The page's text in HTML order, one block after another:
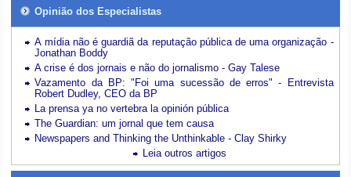
Opinião dos Especialistas
A mídia não é guardiã da reputação pública de uma organização -
Jonathan Boddy
A crise é dos jornais e não do jornalismo - Gay Talese
Vazamento da BP: "Foi uma sucessão de erros" - Entrevista
Robert Dudley, CEO da BP
La prensa ya no vertebra la opinión pública
The Guardian: um jornal que tem causa
Newspapers and Thinking the Unthinkable - Clay Shirky
Leia outros artigos